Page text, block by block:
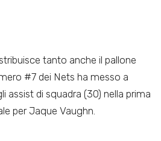
tanto anche il pallone
#7 dei Nets ha messo a
assist di squadra (30) nella prima
per Jaque Vaughn.